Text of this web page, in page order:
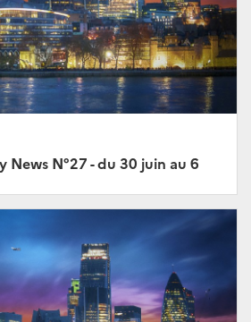
News N°27 - du 30 juin au 6